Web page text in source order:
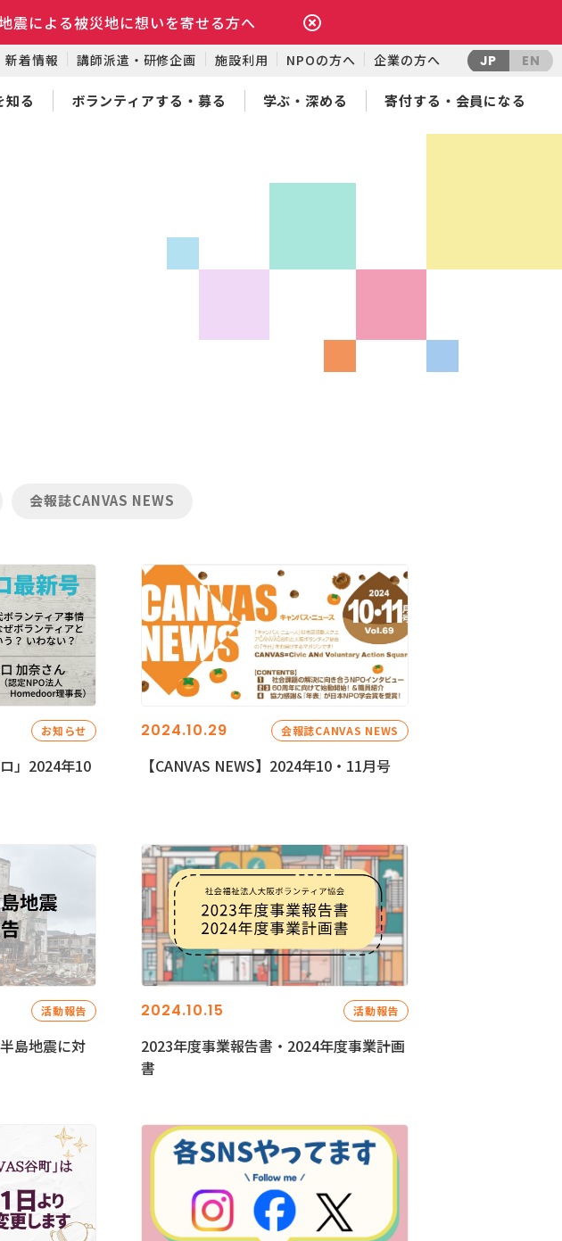
震による被災地に想いを寄せる方へ
新着情報 講師派遣・研修企画 施設利用 NPOの方へ 企業の方へ JP EN
知る ボランティアする・募る 学ぶ・深める 寄付する・会員になる
会報誌CANVAS NEWS
お知らせ
」2024年10
2024.10.29 会報誌CANVAS NEWS
【CANVAS NEWS】2024年10・11月号
活動報告
島地震に対
2024.10.15 活動報告
2023年度事業報告書・2024年度事業計画
書